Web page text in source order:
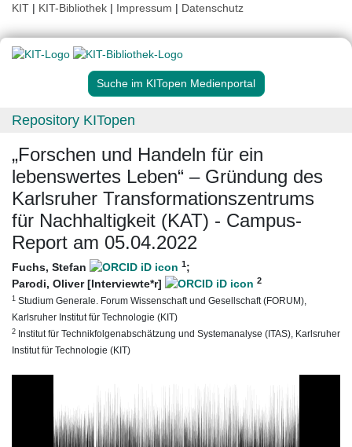
KIT | KIT-Bibliothek | Impressum | Datenschutz
Suche im KITopen Medienportal
Repository KITopen
„Forschen und Handeln für ein
lebenswertes Leben“ – Gründung des
Karlsruher Transformationszentrums
für Nachhaltigkeit (KAT) - Campus-
Report am 05.04.2022
Fuchs, Stefan 1;
Parodi, Oliver [Interviewte*r]
2
1 Studium Generale. Forum Wissenschaft und Gesellschaft (FORUM),
Karlsruher Institut für Technologie (KIT)
2 Institut für Technikfolgenabschätzung und Systemanalyse (ITAS), Karlsruher
Institut für Technologie (KIT)